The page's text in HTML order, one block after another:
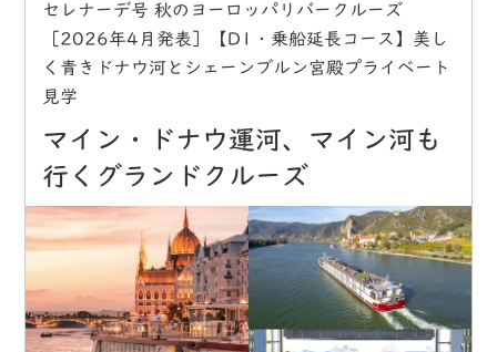
セレナーデ号 秋のヨーロッパリバークルーズ
［2026年4月発表］【D1・乗船延長コース】美し
く青きドナウ河とシェーンブルン宮殿プライベート
見学
マイン・ドナウ運河、マイン河も
行くグランドクルーズ